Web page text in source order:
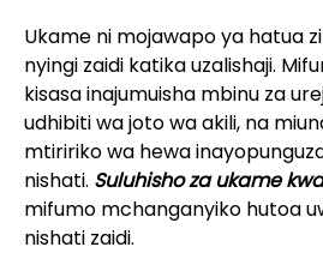
Ukame ni mojawapo ya hatua
nyingi zaidi katika uzalishaji.
kisasa inajumuisha mbinu za
udhibiti wa joto wa akili, na
mtiririko wa hewa
nishati. Suluhisho za ukame
mifumo mchanganyiko hutoa
nishati zaidi.